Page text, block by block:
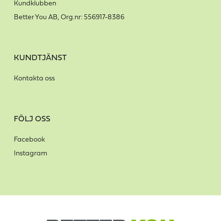
Kundklubben
Better You AB, Org.nr: 556917-8386
KUNDTJÄNST
Kontakta oss
FÖLJ OSS
Facebook
Instagram